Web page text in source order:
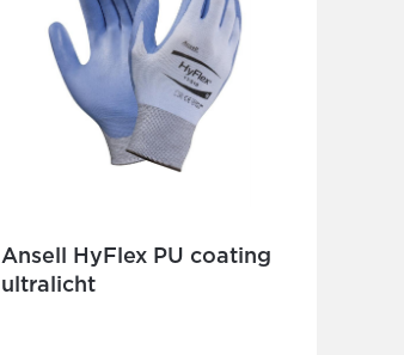
Ansell HyFlex PU coating
ultralicht